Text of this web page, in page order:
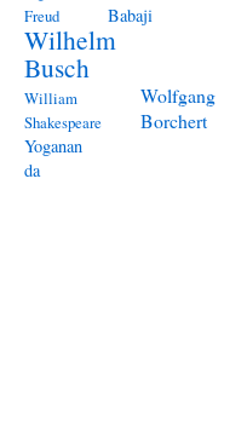
Freud
Babaji
Wilhelm
Busch
William
Shakespeare
Wolfgang
Borchert
Yoganan
da